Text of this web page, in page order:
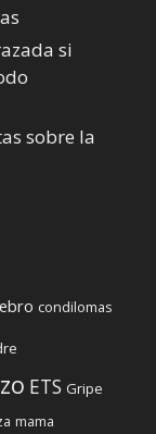
si
sobre la
condilomas
ETS Gripe
mama